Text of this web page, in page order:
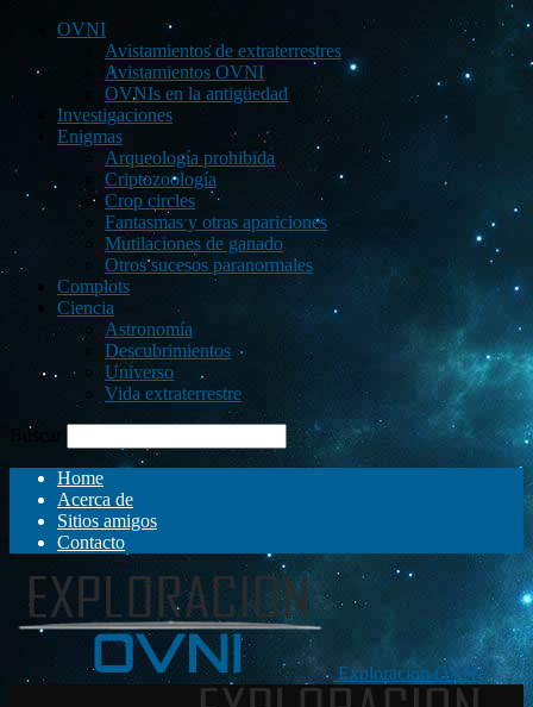
OVNI
Avistamientos de extraterrestres
Avistamientos OVNI
OVNIs en la antigüedad
Investigaciones
Enigmas
Arqueología prohibida
Criptozoología
Crop circles
Fantasmas y otras apariciones
Mutilaciones de ganado
Otros sucesos paranormales
Complots
Ciencia
Astronomía
Descubrimientos
Universo
Vida extraterrestre
Buscar
Home
Acerca de
Sitios amigos
Contacto
Exploración OVNI